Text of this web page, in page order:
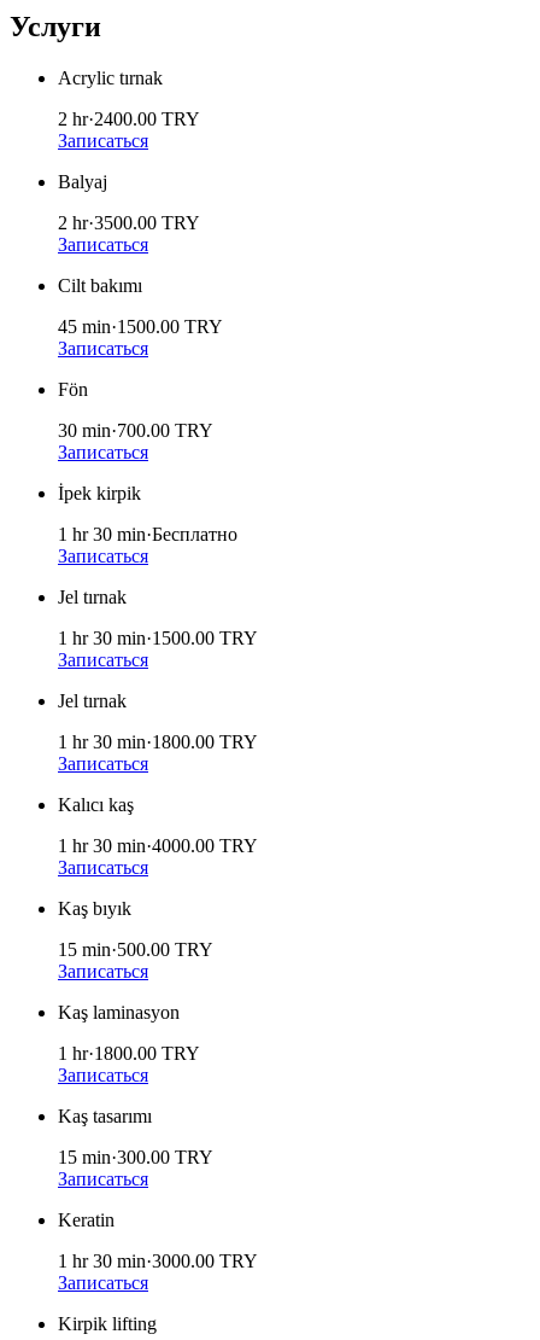
Услуги
Acrylic tırnak
2 hr·2400.00 TRY
Записаться
Balyaj
2 hr·3500.00 TRY
Записаться
Cilt bakımı
45 min·1500.00 TRY
Записаться
Fön
30 min·700.00 TRY
Записаться
İpek kirpik
1 hr 30 min·Бесплатно
Записаться
Jel tırnak
1 hr 30 min·1500.00 TRY
Записаться
Jel tırnak
1 hr 30 min·1800.00 TRY
Записаться
Kalıcı kaş
1 hr 30 min·4000.00 TRY
Записаться
Kaş bıyık
15 min·500.00 TRY
Записаться
Kaş laminasyon
1 hr·1800.00 TRY
Записаться
Kaş tasarımı
15 min·300.00 TRY
Записаться
Keratin
1 hr 30 min·3000.00 TRY
Записаться
Kirpik lifting